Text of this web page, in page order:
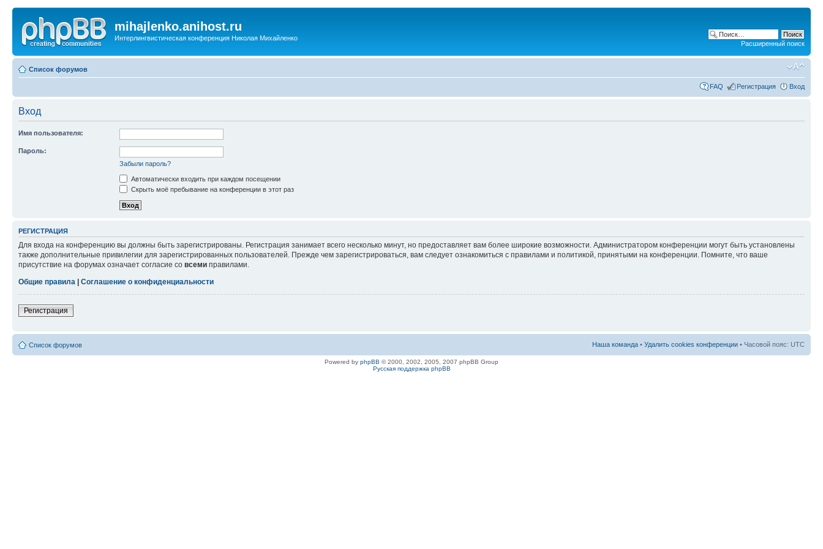
mihajlenko.anihost.ru
Интерлингвистическая конференция Николая Михайленко
Расширенный поиск
Список форумов
FAQ Регистрация Вход
Вход
Имя пользователя:
Пароль:
Забыли пароль?
Автоматически входить при каждом посещении
Скрыть моё пребывание на конференции в этот раз
РЕГИСТРАЦИЯ
Для входа на конференцию вы должны быть зарегистрированы. Регистрация занимает всего несколько минут, но предоставляет вам более широкие возможности. Администратором конференции могут быть установлены
также дополнительные привилегии для зарегистрированных пользователей. Прежде чем зарегистрироваться, вам следует ознакомиться с правилами и политикой, принятыми на конференции. Помните, что ваше
присутствие на форумах означает согласие со всеми правилами.
Общие правила
Соглашение о конфиденциальности
Регистрация
Список форумов Наша команда • Удалить cookies конференции • Часовой пояс: UTC
Powered by phpBB © 2000, 2002, 2005, 2007 phpBB Group
Русская поддержка phpBB